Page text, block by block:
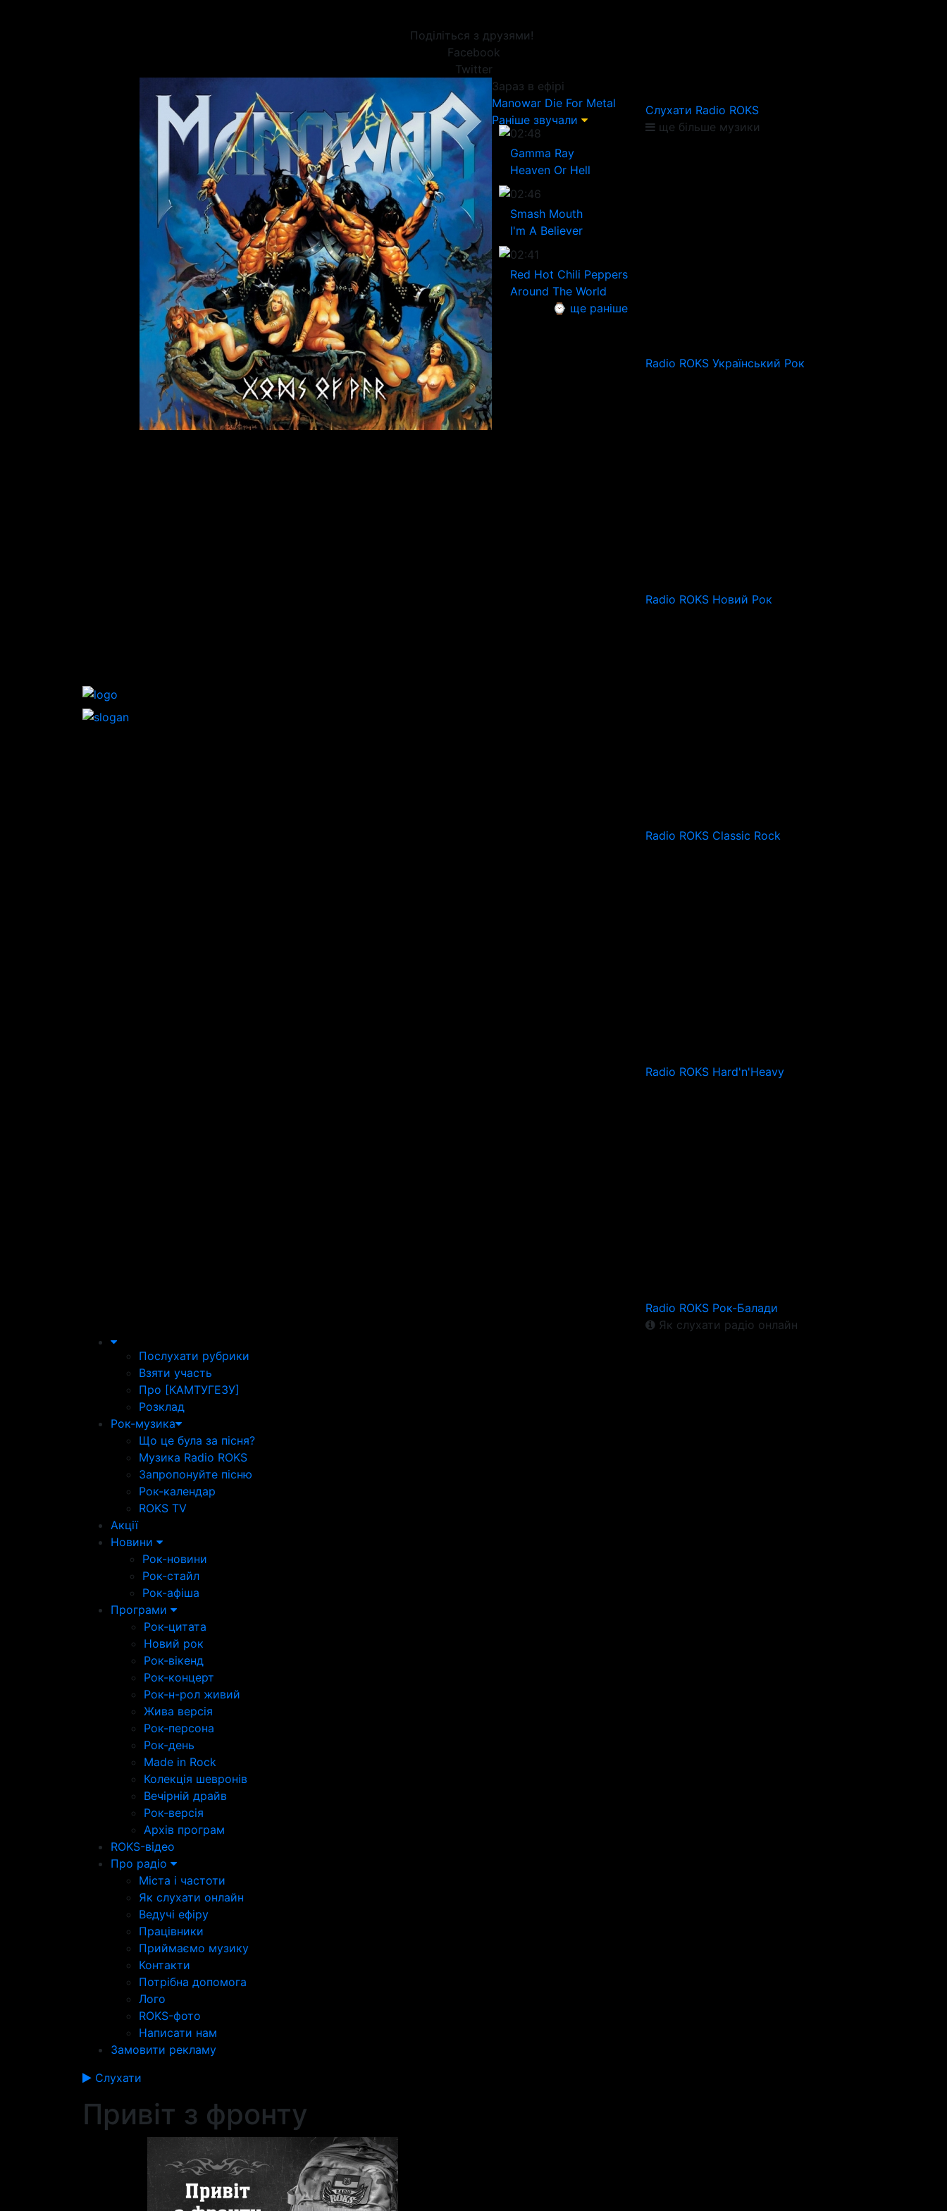
Поділіться з друзями!
Facebook
Twitter
Зараз в ефірі
Manowar Die For Metal
Раніше звучали
02:48
Gamma Ray
Heaven Or Hell
02:46
Smash Mouth
I'm A Believer
02:41
Red Hot Chili Peppers
Around The World
⌚ ще раніше
Слухати Radio ROKS
ще більше музики
Radio ROKS Український Рок
Radio ROKS Новий Рок
Radio ROKS Classic Rock
Radio ROKS Hard'n'Heavy
Radio ROKS Рок-Балади
Як слухати радіо онлайн
Послухати рубрики
Взяти участь
Про [КАМТУГЕЗУ]
Розклад
Рок-музика
Що це була за пісня?
Музика Radio ROKS
Запропонуйте пісню
Рок-календар
ROKS TV
Акції
Новини
Рок-новини
Рок-стайл
Рок-афіша
Програми
Рок-цитата
Новий рок
Рок-вікенд
Рок-концерт
Рок-н-рол живий
Жива версія
Рок-персона
Рок-день
Made in Rock
Колекція шевронів
Вечірній драйв
Рок-версія
Архів програм
ROKS-відео
Про радіо
Міста і частоти
Як слухати онлайн
Ведучі ефіру
Працівники
Приймаємо музику
Контакти
Потрібна допомога
Лого
ROKS-фото
Написати нам
Замовити рекламу
Слухати
Привіт з фронту